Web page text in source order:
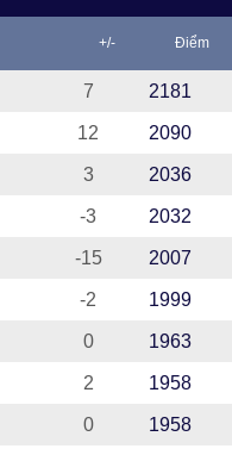
+/- Điểm
7 2181
12 2090
3 2036
-3 2032
-15 2007
-2 1999
0 1963
2 1958
0 1958